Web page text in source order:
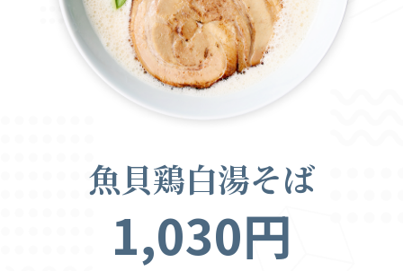
魚貝鶏白湯そば
1,030円